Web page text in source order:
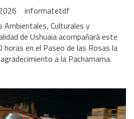
informatetdf
Ambientales, Culturales y
de Ushuaia acompañará este
en el Paseo de las Rosas la
a la Pachamama.